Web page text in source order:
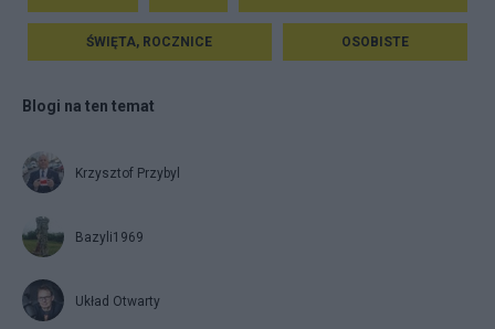
ŚWIĘTA, ROCZNICE OSOBISTE
Blogi na ten temat
Krzysztof Przybyl
Bazyli1969
Układ Otwarty